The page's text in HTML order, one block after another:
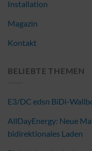
Installation
Magazin
Kontakt
BELIEBTE THEMEN
E3/DC edsn BiDi-
AllDayEnergy: Neue
bidirektionales Laden